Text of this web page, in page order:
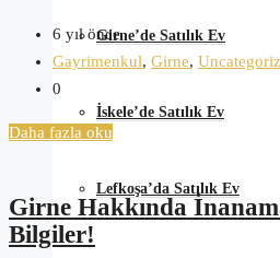
Girne’de Satılık Ev
İskele’de Satılık Ev
Lefkoşa’da Satılık Ev
6 yıl önce
Gayrimenkul, Girne,
0
Daha fazla oku
Girne Hakkında
Bilgiler!